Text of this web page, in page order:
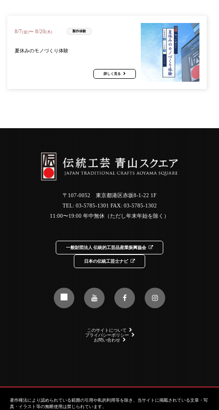
8/7(金)〜 8/20(木) 製作体験
夏休みのモノづくり体験
詳しく見る
〒107-0052 東京都港区赤坂8-1-22 1F
TEL: 03-5785-1301 FAX: 03-5785-1302
11:00〜19:00 年中無休（ただし年末年始を除く）
一般財団法人 伝統的工芸品産業振興協会
日本の伝統工芸士ナビ
このサイトについて
プライバシーポリシー
お問い合わせ
著作権法により認められている範囲の引用や私的利用等を除き、当サイトに掲載されている文章・写
真・イラスト等の無断使用は禁じられています。